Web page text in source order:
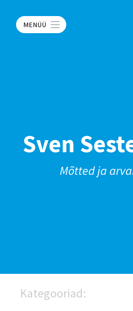
MENÜÜ
Sven
Mõtted ja
Kategooriad: